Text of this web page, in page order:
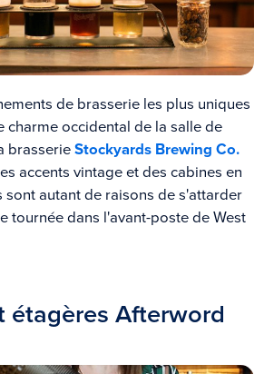
de brasserie les plus uniques
charme occidental de la salle de
brasserieStockyards Brewing Co.
accents vintage et des cabines en
sont autant de raisons de s'attarder
tournée dans l'avant-poste de West
étagères Afterword